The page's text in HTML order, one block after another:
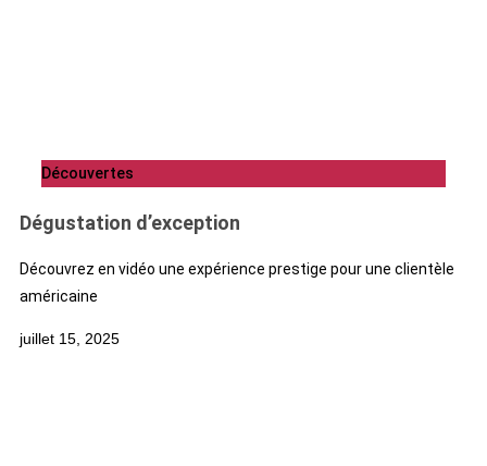
Découvertes
Dégustation d’exception
Découvrez en vidéo une expérience prestige pour une clientèle
américaine
juillet 15, 2025